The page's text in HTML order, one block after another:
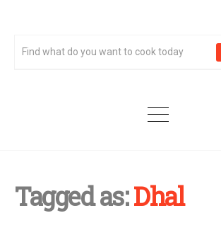
Tagged as:Dhal